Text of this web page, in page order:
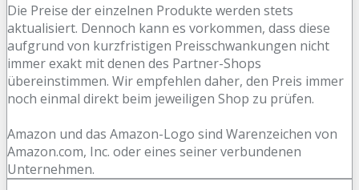
Die Preise der einzelnen Produkte werden stets
aktualisiert. Dennoch kann es vorkommen, dass diese
aufgrund von kurzfristigen Preisschwankungen nicht
immer exakt mit denen des Partner-Shops
übereinstimmen. Wir empfehlen daher, den Preis immer
noch einmal direkt beim jeweiligen Shop zu prüfen.
Amazon und das Amazon-Logo sind Warenzeichen von
Amazon.com, Inc. oder eines seiner verbundenen
Unternehmen.